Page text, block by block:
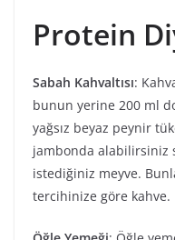
Protein
Sabah Kahvaltısı:
bunun yerine 200 ml
yağsız beyaz peynir
jambonda alabilirsiniz
istediğiniz meyve.
tercihinize göre kahve.